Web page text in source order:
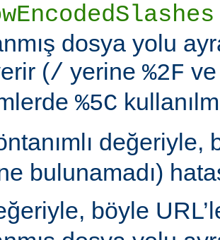
dosya yolu
(/ yerine %2F
%5C
değeriyle,
bulunamadı)
böyle